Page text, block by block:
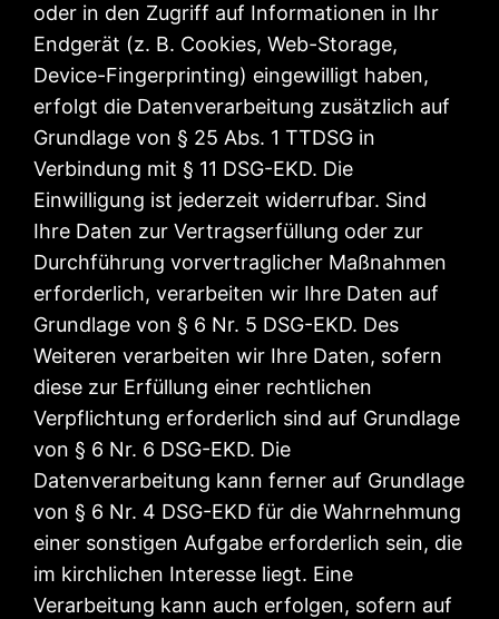
oder in den Zugriff auf Informationen in Ihr
Endgerät (z. B. Cookies, Web-Storage,
Device-Fingerprinting) eingewilligt haben,
erfolgt die Datenverarbeitung zusätzlich auf
Grundlage von § 25 Abs. 1 TTDSG in
Verbindung mit § 11 DSG-EKD. Die
Einwilligung ist jederzeit widerrufbar. Sind
Ihre Daten zur Vertragserfüllung oder zur
Durchführung vorvertraglicher Maßnahmen
erforderlich, verarbeiten wir Ihre Daten auf
Grundlage von § 6 Nr. 5 DSG-EKD. Des
Weiteren verarbeiten wir Ihre Daten, sofern
diese zur Erfüllung einer rechtlichen
Verpflichtung erforderlich sind auf Grundlage
von § 6 Nr. 6 DSG-EKD. Die
Datenverarbeitung kann ferner auf Grundlage
von § 6 Nr. 4 DSG-EKD für die Wahrnehmung
einer sonstigen Aufgabe erforderlich sein, die
im kirchlichen Interesse liegt. Eine
Verarbeitung kann auch erfolgen, sofern auf